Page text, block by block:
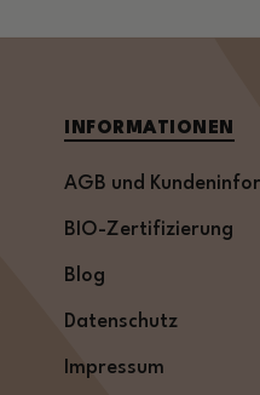
INFORMATIONEN
AGB und
BIO-Zertifizierung
Blog
Datenschutz
Impressum